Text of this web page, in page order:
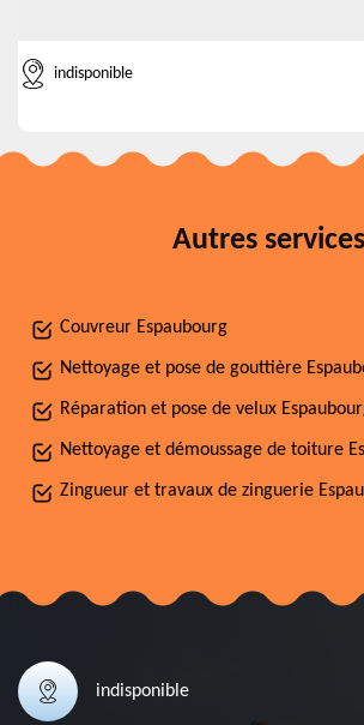
indisponible
Autres services
Couvreur Espaubourg
Nettoyage et pose de gouttière
Réparation et pose de velux
Nettoyage et démoussage de toiture
Zingueur et travaux de zinguerie
indisponible